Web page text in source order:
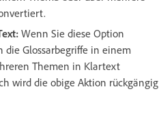
Wenn Sie diese Option
die Glossarbegriffe in einem
Themen in Klartext
wird die obige Aktion rückgängig